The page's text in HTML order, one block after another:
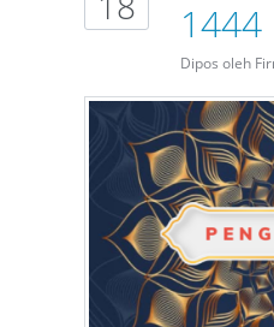
1444
Dipos oleh